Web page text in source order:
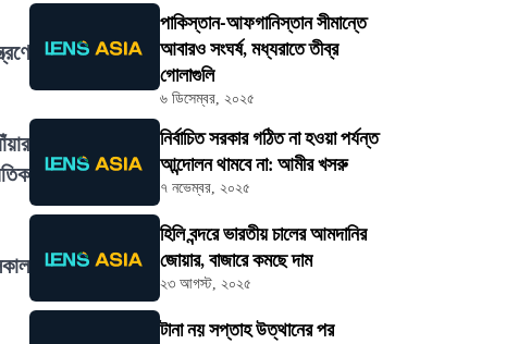
পাকিস্তান-আফগানিস্তান সীমান্তে
আবারও সংঘর্ষ, মধ্যরাতে তীব্র
গোলাগুলি
৬ ডিসেম্বর, ২০২৫
নির্বাচিত সরকার গঠিত না হওয়া পর্যন্ত
আন্দোলন থামবে না: আমীর খসরু
৭ নভেম্বর, ২০২৫
হিলি বন্দরে ভারতীয় চালের আমদানির
জোয়ার, বাজারে কমছে দাম
২৩ আগস্ট, ২০২৫
টানা নয় সপ্তাহ উত্থানের পর